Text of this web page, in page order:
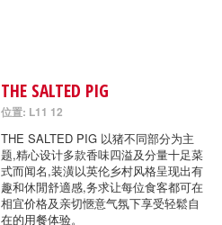
THE SALTED PIG
位置: L11 12
THE SALTED PIG 以猪不同部分为主
题,精心设计多款香味四溢及分量十足菜
式而闻名,装潢以英伦乡村风格呈现出有
趣和休閒舒適感,务求让每位食客都可在
相宜价格及亲切愜意气氛下享受轻鬆自
在的用餐体验。